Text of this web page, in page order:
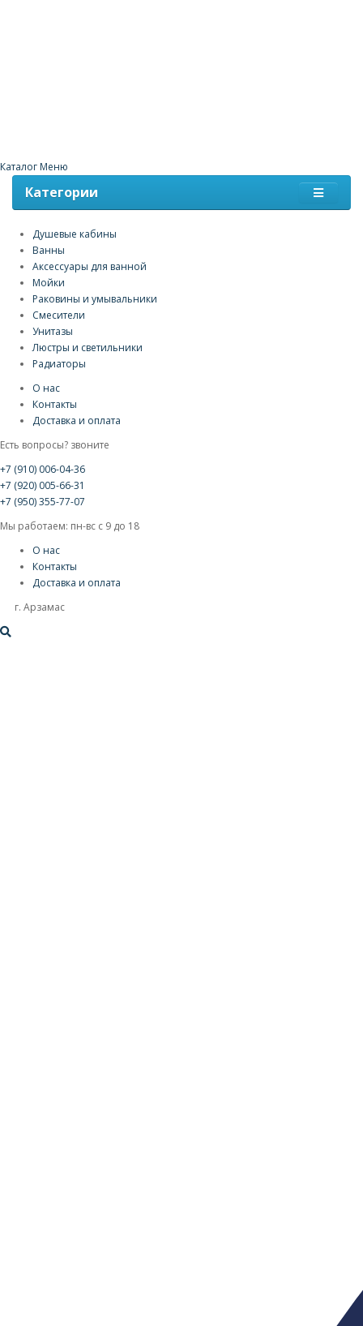
Каталог Меню
Категории
Душевые кабины
Ванны
Аксессуары для ванной
Мойки
Раковины и умывальники
Смесители
Унитазы
Люстры и светильники
Радиаторы
О нас
Контакты
Доставка и оплата
Есть вопросы? звоните
+7 (910) 006-04-36
+7 (920) 005-66-31
+7 (950) 355-77-07
Мы работаем: пн-вс с 9 до 18
О нас
Контакты
Доставка и оплата
г. Арзамас